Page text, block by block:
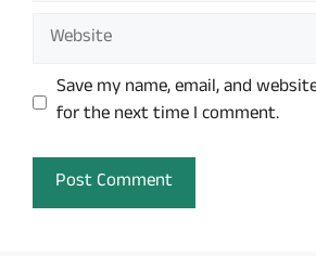
Website
Save my name, email, and
for the next time I comment.